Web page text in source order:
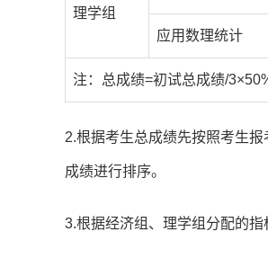
理学组
应用数理统计
注：总成绩=初试总成绩/
2.根据考生总成绩先按照考生
成绩进行排序。
3.根据经济组、理学组分配的